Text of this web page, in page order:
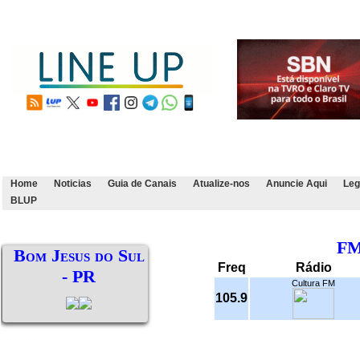
Home Noticias Guia de Canais Atualize-nos Anuncie Aqui
BLUP
Bom Jesus do Sul
- PR
Freq Rádio
105.9
Cultura FM